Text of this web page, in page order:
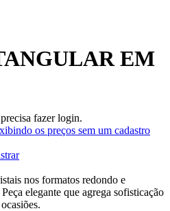
EM
fazer login.
os preços sem um cadastro
nos formatos redondo e
elegante que agrega sofisticação